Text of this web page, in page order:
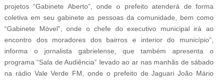
projetos “Gabinete Aberto”, onde o prefeito atenderá de forma
coletiva em seu gabinete as pessoas da comunidade, bem como
“Gabinete Móvel”, onde o chefe do executivo municipal irá ao
encontro dos moradores dos bairros e interior do município”,
informa o jornalista gabrielense, que também apresenta o
programa “Sala de Audiência” levado ao ar nas manhãs de sábado
na rádio Vale Verde FM, onde o prefeito de Jaguari João Mário